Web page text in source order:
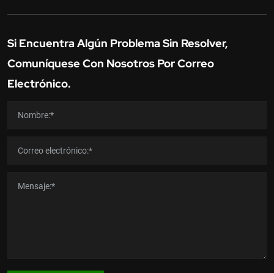
Si Encuentra Algún Problema Sin Resolver,
Comuníquese Con Nosotros Por Correo
Electrónico.